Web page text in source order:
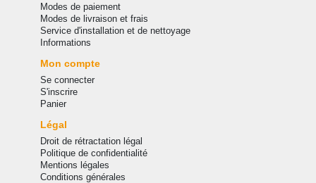
Modes de paiement
Modes de livraison et frais
Service d'installation et de nettoyage
Informations
Mon compte
Se connecter
S'inscrire
Panier
Légal
Droit de rétractation légal
Politique de confidentialité
Mentions légales
Conditions générales